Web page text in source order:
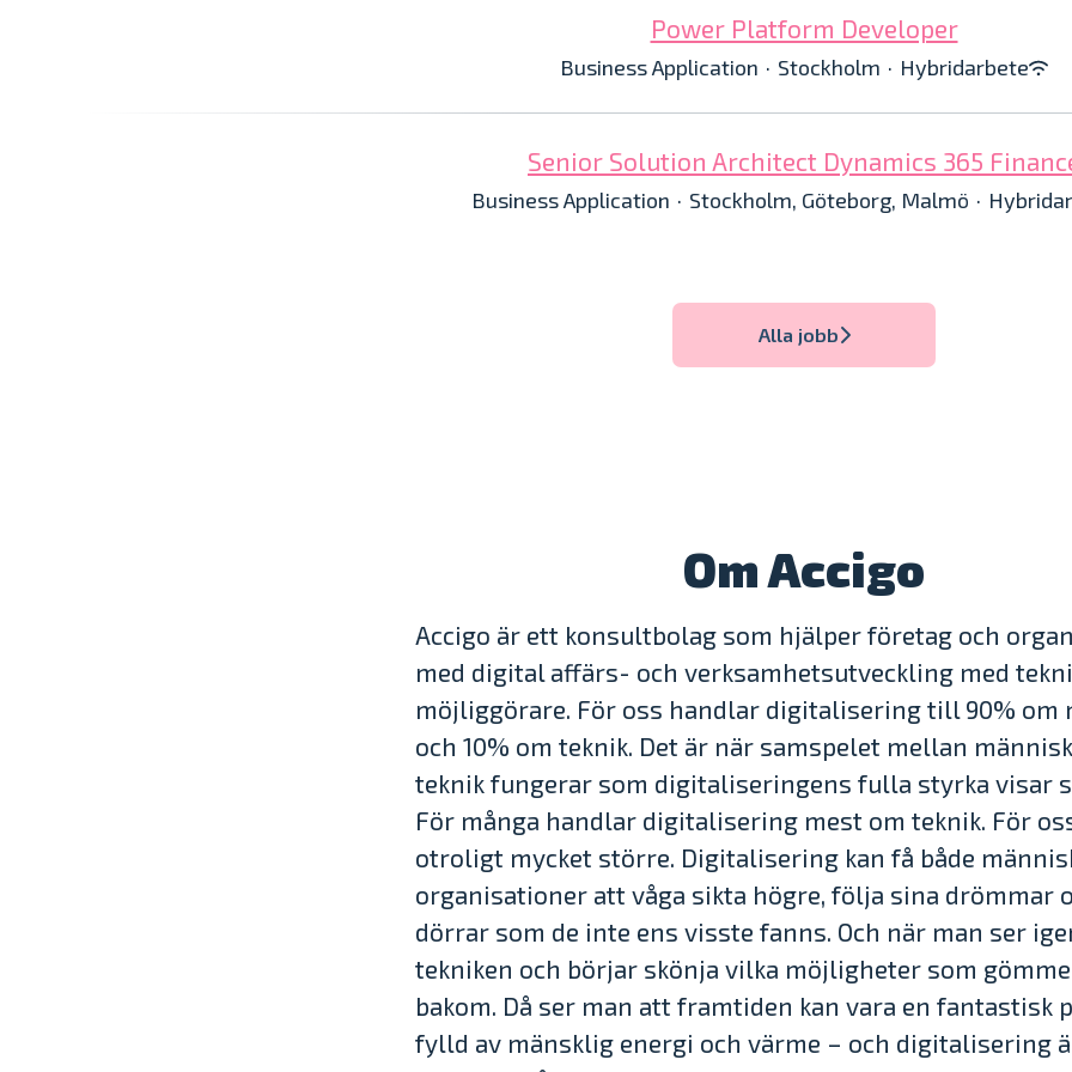
Power Platform Developer
Business Application · Stockholm · Hybridarbete
Senior Solution Architect Dynamics 365
Business Application · Stockholm, Göteborg, Malmö ·
Alla jobb
Om Accigo
Accigo är ett konsultbolag som hjälper företag och
med digital affärs- och verksamhetsutveckling med
möjliggörare. För oss handlar digitalisering till 90% om
och 10% om teknik. Det är när samspelet mellan
teknik fungerar som digitaliseringens fulla styrka visar
För många handlar digitalisering mest om teknik. För
otroligt mycket större. Digitalisering kan få både
organisationer att våga sikta högre, följa sina drömmar
dörrar som de inte ens visste fanns. Och när man ser
tekniken och börjar skönja vilka möjligheter som
bakom. Då ser man att framtiden kan vara en fantastisk
fylld av mänsklig energi och värme – och digitalisering